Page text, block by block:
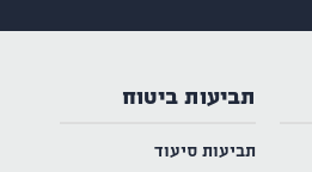
תביעות ביטוח
תביעות סיעוד